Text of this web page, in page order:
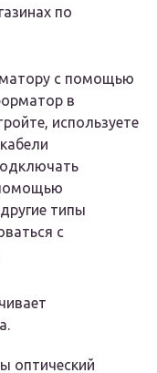
по
с помощью
в
используете
типы
с
оптический